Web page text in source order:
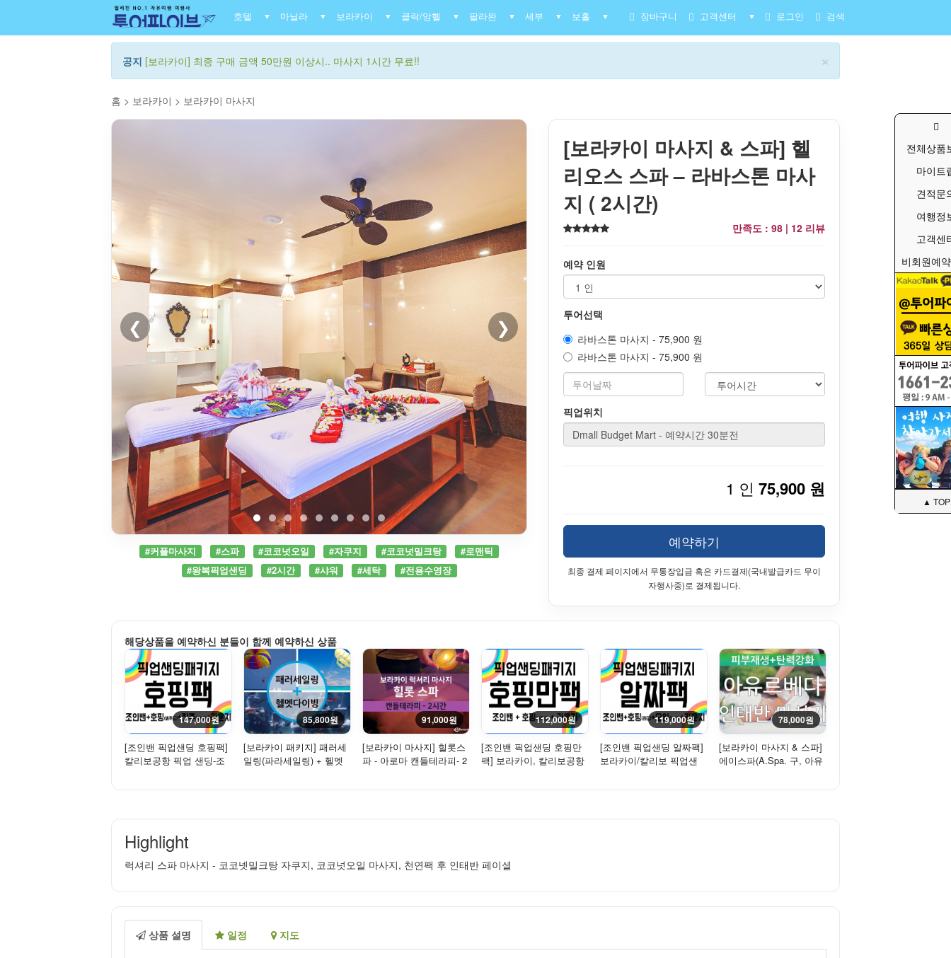
호텔 ▼ 마닐라 ▼ 보라카이 ▼ 클락/앙헬 ▼ 팔라완 ▼ 세부 ▼ 보홀 ▼ 장바구니 고객센터 ▼ 로그인 검색
×
공지 [보라카이] 최종 구매 금액 50만원 이상시.. 마사지 1시간 무료!!
홈 > 보라카이 > 보라카이 마사지
❮ ❯
#커플마사지 #스파 #코코넛오일 #자쿠지 #코코넛밀크탕
#로맨틱
#왕복픽업샌딩
#2시간 #샤워 #세탁 #전용수영장
[보라카이 마사지 & 스파] 헬
리오스 스파 – 라바스톤 마사
지 ( 2시간)
만족도 : 98 | 12 리뷰
예약 인원
투어선택
라바스톤 마사지 - 75,900 원
라바스톤 마사지 - 75,900 원
픽업위치
1 인 75,900 원
예약하기
최종 결제 페이지에서 무통장입금 혹은 카드결제(국내발급카드 무이
자행사중)로 결제됩니다.
해당상품을 예약하신 분들이 함께 예약하신 상품
147,000원
[조인밴 픽업샌딩 호핑팩]
칼리보공항 픽업 샌딩-조
85,800원
[보라카이 패키지] 패러세
일링(파라세일링) + 헬멧
91,000원
[보라카이 마사지] 힐롯스
파 - 아로마 캔들테라피- 2
112,000원
[조인밴 픽업샌딩 호핑만
팩] 보라카이, 칼리보공항
119,000원
[조인밴 픽업샌딩 알짜팩]
보라카이/칼리보 픽업샌
78,000원
[보라카이 마사지 & 스파]
에이스파(A.Spa. 구, 아유
Highlight
럭셔리 스파 마사지 - 코코넷밀크탕 자쿠지, 코코넛오일 마사지, 천연팩 후 인태반 페이셜
상품 설명 일정 지도
전체상품
마이트
견적문
여행정
고객센
비회원예
▲ TOP